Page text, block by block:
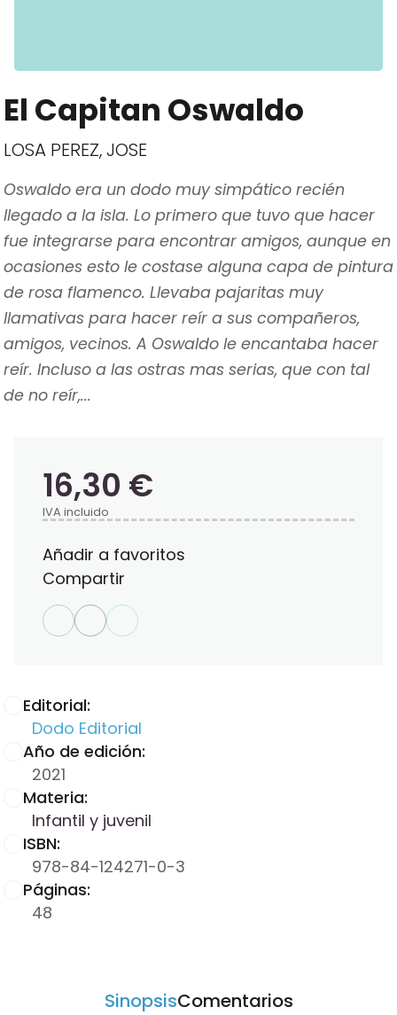
El Capitan Oswaldo
LOSA PEREZ, JOSE
Oswaldo era un dodo muy simpático recién
llegado a la isla. Lo primero que tuvo que hacer
fue integrarse para encontrar amigos, aunque en
ocasiones esto le costase alguna capa de pintura
de rosa flamenco. Llevaba pajaritas muy
llamativas para hacer reír a sus compañeros,
amigos, vecinos. A Oswaldo le encantaba hacer
reír. Incluso a las ostras mas serias, que con tal
de no reír,...
Editorial:
Dodo Editorial
Año de edición:
2021
Materia:
Infantil y juvenil
ISBN:
978-84-124271-0-3
Páginas:
48
16,30 €
IVA incluido
Añadir a favoritos
Compartir
SinopsisComentarios